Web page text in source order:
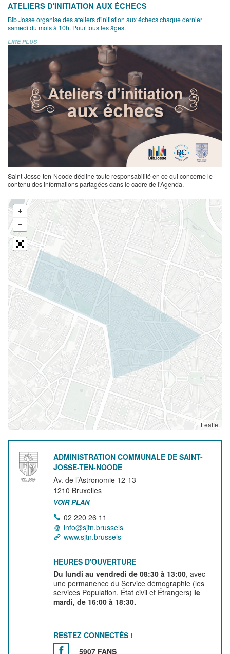
ATELIERS D'INITIATION AUX ÉCHECS
Bib Josse organise des ateliers d'initiation aux échecs chaque dernier
samedi du mois à 10h. Pour tous les âges.
LIRE PLUS
Saint-Josse-ten-Noode décline toute responsabilité en ce qui concerne le
contenu des informations partagées dans le cadre de l’Agenda.
Leaflet
ADMINISTRATION COMMUNALE DE SAINT-
JOSSE-TEN-NOODE
Av. de l’Astronomie 12-13
1210 Bruxelles
VOIR PLAN
02 220 26 11
info@sjtn.brussels
www.sjtn.brussels
HEURES D'OUVERTURE
Du lundi au vendredi de 08:30 à 13:00, avec
une permanence du Service démographie (les
services Population, État civil et Étrangers) le
mardi, de 16:00 à 18:30.
RESTEZ CONNECTÉS !
5907 FANS